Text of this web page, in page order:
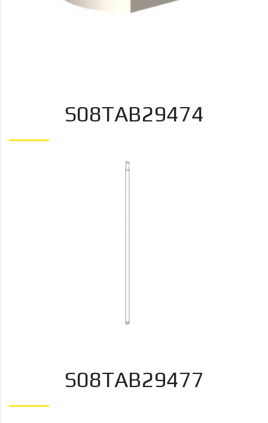
S08TAB29474
S08TAB29477